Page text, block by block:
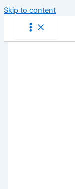
Skip to content